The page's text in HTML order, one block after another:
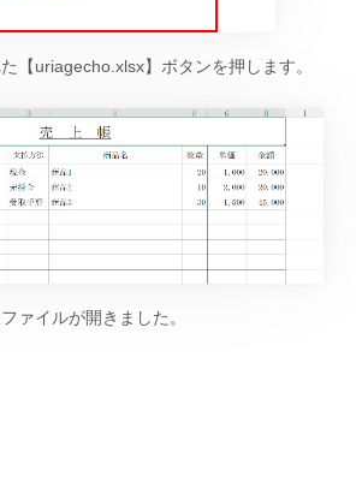
【uriagecho.xlsx】ボタンを押します。
ァイルが開きました。